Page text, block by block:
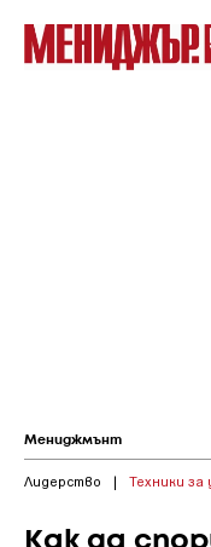
Мениджмънт
Лидерство | Техники за
Как да